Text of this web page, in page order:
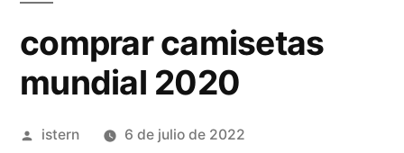
comprar camisetas
mundial 2020
Publicado
istern 6 de julio de 2022